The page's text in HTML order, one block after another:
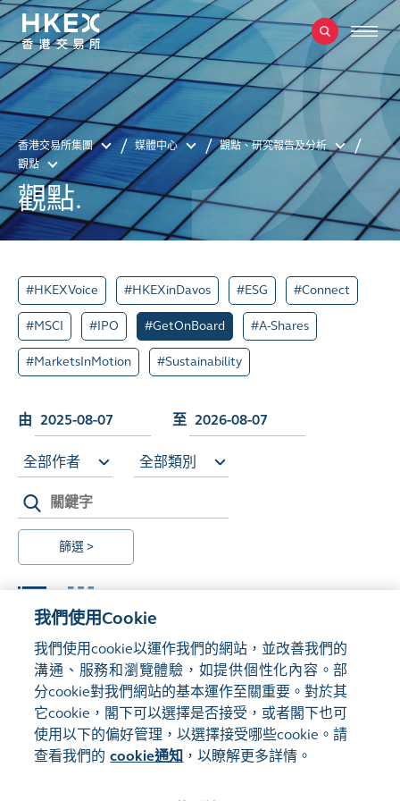
香港交易所集團 媒體中心
觀點、研究報告及分析
觀點
觀點.
#HKEXVoice #HKEXinDavos #ESG #Connect
#MSCI #IPO #GetOnBoard #A-Shares
#MarketsInMotion #Sustainability
由 至
全部作者 全部類別
篩選 >
Load More
管理偏好
我們使用Cookie
我們使用cookie以運作我們的網站，並改善我們的
溝通、服務和瀏覽體驗，如提供個性化內容。部
分cookie對我們網站的基本運作至關重要。對於其
它cookie，閣下可以選擇是否接受，或者閣下也可
使用以下的偏好管理，以選擇接受哪些cookie。請
查看我們的 cookie通知 ，以瞭解更多詳情。